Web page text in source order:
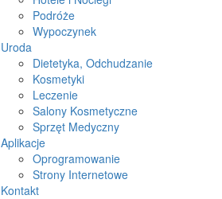
Podróże
Wypoczynek
Uroda
Dietetyka, Odchudzanie
Kosmetyki
Leczenie
Salony Kosmetyczne
Sprzęt Medyczny
Aplikacje
Oprogramowanie
Strony Internetowe
Kontakt